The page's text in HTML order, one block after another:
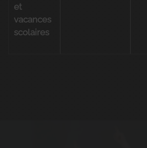
et
vacances
scolaires